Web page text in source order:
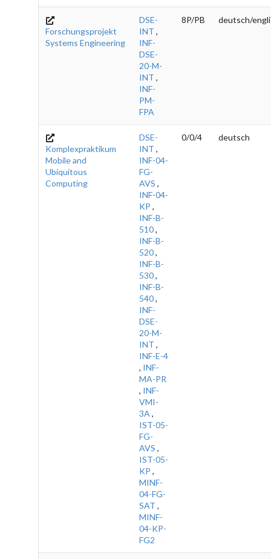
Forschungsprojekt
Systems Engineering
DSE-
INT ,
INF-
DSE-
20-M-
INT ,
INF-
PM-
FPA
8P/PB deutsch/
Komplexpraktikum
Mobile and
Ubiquitous
Computing
DSE-
INT ,
INF-04-
FG-
AVS ,
INF-04-
KP ,
INF-B-
510,
INF-B-
520,
INF-B-
530,
INF-B-
540,
INF-
DSE-
20-M-
INT ,
INF-E-4
, INF-
MA-PR
, INF-
VMI-
3A ,
IST-05-
FG-
AVS ,
IST-05-
KP ,
MINF-
04-FG-
SAT ,
MINF-
04-KP-
FG2
0/0/4 deutsch